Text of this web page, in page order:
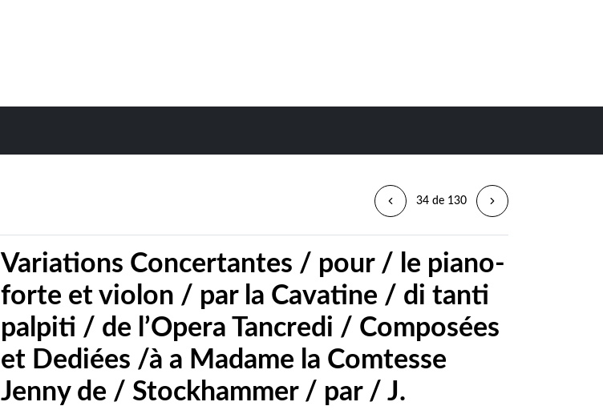
34 de 130
Variations Concertantes / pour / le piano-
forte et violon / par la Cavatine / di tanti
palpiti / de l’Opera Tancredi / Composées
et Dediées /à a Madame la Comtesse
Jenny de / Stockhammer / par / J.